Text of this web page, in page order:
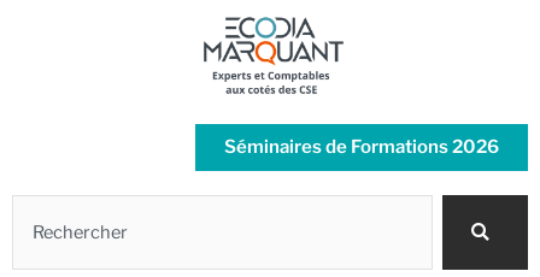
Séminaires de Formations 2026